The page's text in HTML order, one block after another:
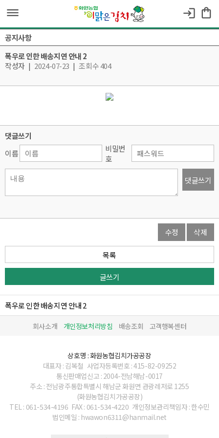
dehaze login shopping_bag
공지사항
폭우로 인한 배송지연 안내 2
작성자 | 2024-07-23 | 조회수 404
댓글쓰기
이름
비밀번
호
댓글쓰기
수정 삭제
목록
글쓰기
폭우로 인한 배송지연 안내 2
회사소개 개인정보처리방침 배송조회 고객행복센터
상호명 : 화원농협김치가공공장
대표자 : 김복철 사업자등록번호 : 415-82-09252
통신판매업신고 : 2004-전남해남-0017
주소 : 전남광주통합특별시 해남군 화원면 관광레저로 1255
(화원농협김치가공공장)
TEL : 061-534-4196 FAX : 061-534-4220 개인정보관리책임자 : 한수민
법인메일 : hwawon6311@hanmail.net